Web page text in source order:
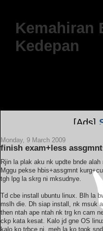
Kemahiran
Kedepan
[Ads]
Monday, 9 March 2009
finish exam+less
Rjin la plak aku nk updte bnde
Mggu pekse hbis+assgmnt
tgh lpg la skrg ni mksudnye.
Td cbe install ubuntu linux. Blh la
mslh die. Dh siap install, nk msuk
then ntah ape ntah nk trg kn cam
ckp kata kesat. Kalo jd gne OS
kalo ko trbce ni, meh la ko tgok